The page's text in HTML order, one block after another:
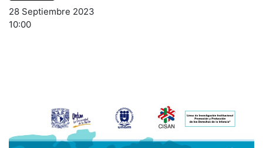
28 Septiembre 2023
10:00